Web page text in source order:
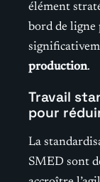
élément
bord de
production.
Travail
pour
La
SMED sont